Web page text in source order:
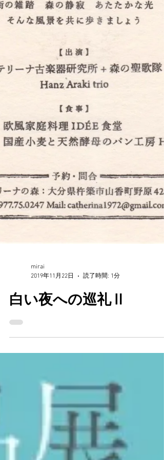
mirai
2019年11月22日
読了時間: 1分
白い夜への巡礼Ⅱ